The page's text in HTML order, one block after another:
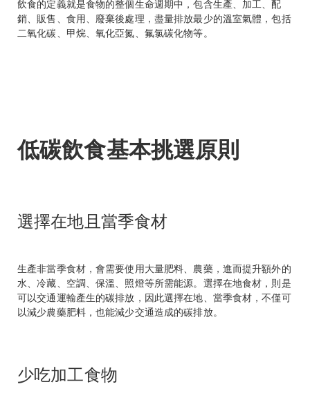
飲食的定義就是食物的整個生命週期中，包含生產、加工、配
銷、販售、食用、廢棄後處理，盡量排放最少的溫室氣體，包括
二氧化碳、甲烷、氧化亞氮、氟氯碳化物等。
低碳飲食基本挑選原則
選擇在地且當季食材
生產非當季食材，會需要使用大量肥料、農藥，進而提升額外的
水、冷藏、空調、保溫、照燈等所需能源。選擇在地食材，則是
可以交通運輸產生的碳排放，因此選擇在地、當季食材，不僅可
以減少農藥肥料，也能減少交通造成的碳排放。
少吃加工食物